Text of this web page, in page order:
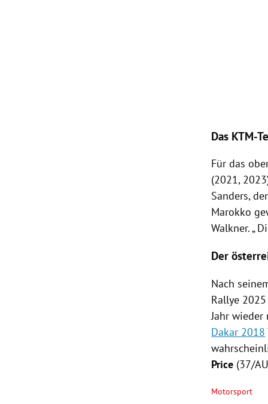
Das KTM-
Für das
(2021,
Sanders,
Marokko
Walkner. „
Der
Nach
Rallye
Jahr
Dakar 2018
Price (37/
Motorsport